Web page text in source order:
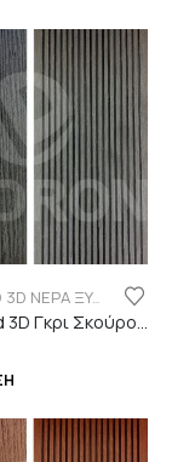
WPC WOOD 3D ΝΕΡΑ ΞΥΛΟΥ